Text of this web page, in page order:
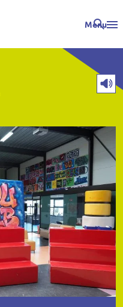
Menu